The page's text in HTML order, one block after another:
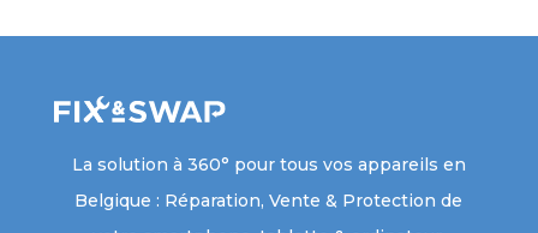
La solution à 360° pour tous vos appareils en
Belgique : Réparation, Vente & Protection de